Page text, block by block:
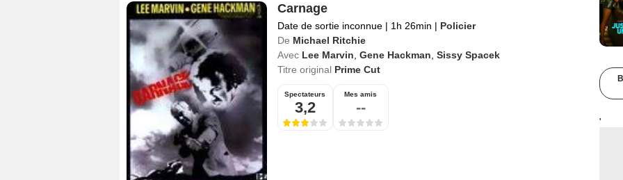
Carnage
Date de sortie inconnue | 1h 26min | Policier
De Michael Ritchie
Avec Lee Marvin Gene Hackman Sissy Spacek
Titre original Prime Cut
Spectateurs
3,2
Mes amis
--
'